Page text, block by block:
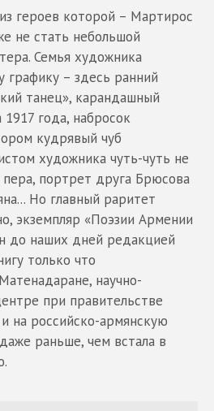
героев которой – Мартирос
не стать небольшой
Семья художника
графику – здесь ранний
танец», карандашный
года, набросок
кудрявый чуб
художника чуть-чуть не
пера, портрет друга Брюсова
Но главный раритет
экземпляр «Поэзии Армении
до наших дней редакцией
только что
научно-
при правительстве
на российско-армянскую
раньше, чем встала в